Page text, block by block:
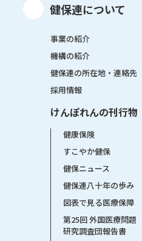
健保連について
事業の紹介
機構の紹介
健保連の所在地・連絡先
採用情報
けんぽれんの刊行物
健康保険
すこやか健保
健保ニュース
健保連八十年の歩み
図表で見る医療保障
第25回 外国医療問題
研究調査団報告書